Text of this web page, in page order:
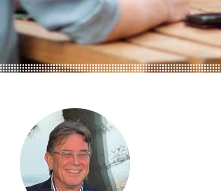
ONZE TRAINEES
ONZE ALUMNI
VACATURES
ORGANISATIES
UW VERHAAL
DE MEERWAARDE